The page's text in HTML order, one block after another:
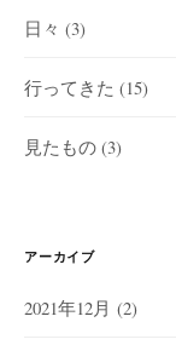
日々 (3)
行ってきた (15)
見たもの (3)
アーカイブ
2021年12月 (2)